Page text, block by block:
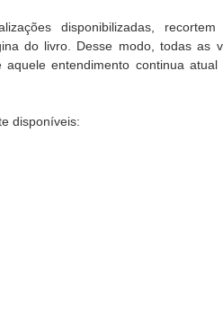
disponibilizadas,
do livro. Desse modo, todas as
entendimento continua
disponíveis: